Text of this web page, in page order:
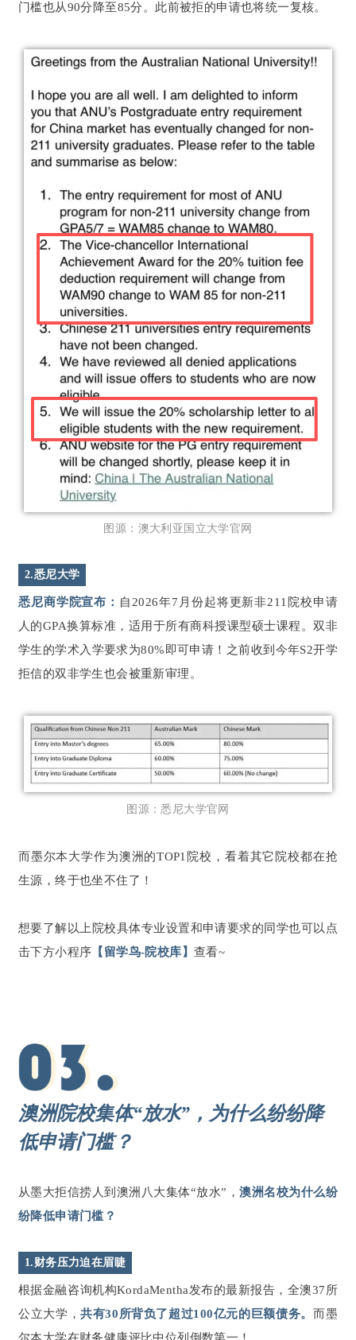
门槛也从90分降至85分。此前被拒的申请也将统一复核。
图源：澳大利亚国立大学官网
2.悉尼大学
悉尼商学院宣布： 自2026年7月份起将更新非211院校申请
人的GPA换算标准，适用于所有商科授课型硕士课程。双非
学生的学术入学要求为80%即可申请！之前收到今年S2开学
拒信的双非学生也会被重新审理。
图源：悉尼大学官网
而墨尔本大学作为澳洲的TOP1院校，看着其它院校都在抢
生源，终于也坐不住了！
想要了解以上院校具体专业设置和申请要求的同学也可以点
击下方小程序 【留学鸟-院校库】 查看~
澳洲院校集体“放水”，为什么纷纷降
低申请门槛？
从墨大拒信捞人到澳洲八大集体“放水”，澳洲名校为什么纷
纷降低申请门槛？
1.财务压力迫在眉睫
根据金融咨询机构KordaMentha发布的最新报告，全澳37所
公立大学，共有30所背负了超过100亿元的巨额债务。而墨